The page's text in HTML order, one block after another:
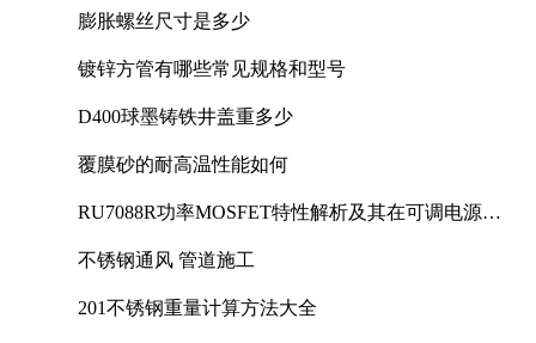
膨胀螺丝尺寸是多少
镀锌方管有哪些常见规格和型号
D400球墨铸铁井盖重多少
覆膜砂的耐高温性能如何
RU7088R功率MOSFET特性解析及其在可调电源设
不锈钢通风 管道施工
201不锈钢重量计算方法大全